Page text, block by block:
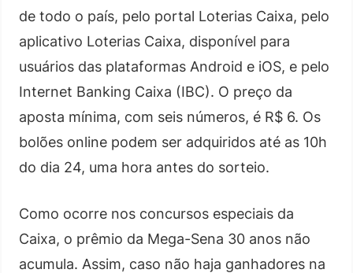
de todo o país, pelo portal Loterias Caixa, pelo
aplicativo Loterias Caixa, disponível para
usuários das plataformas Android e iOS, e pelo
Internet Banking Caixa (IBC). O preço da
aposta mínima, com seis números, é R$ 6. Os
bolões online podem ser adquiridos até as 10h
do dia 24, uma hora antes do sorteio.
Como ocorre nos concursos especiais da
Caixa, o prêmio da Mega-Sena 30 anos não
acumula. Assim, caso não haja ganhadores na